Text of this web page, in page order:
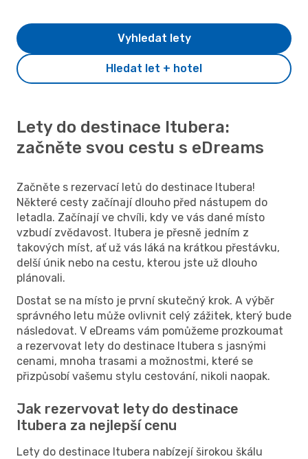
Hledat let + hotel
Vyhledat lety
Lety do destinace Itubera:
začněte svou cestu s eDreams
Začněte s rezervací letů do destinace Itubera!
Některé cesty začínají dlouho před nástupem do
letadla. Začínají ve chvíli, kdy ve vás dané místo
vzbudí zvědavost. Itubera je přesně jedním z
takových míst, ať už vás láká na krátkou přestávku,
delší únik nebo na cestu, kterou jste už dlouho
plánovali.
Dostat se na místo je první skutečný krok. A výběr
správného letu může ovlivnit celý zážitek, který bude
následovat. V eDreams vám pomůžeme prozkoumat
a rezervovat lety do destinace Itubera s jasnými
cenami, mnoha trasami a možnostmi, které se
přizpůsobí vašemu stylu cestování, nikoli naopak.
Jak rezervovat lety do destinace
Itubera za nejlepší cenu
Lety do destinace Itubera nabízejí širokou škálu